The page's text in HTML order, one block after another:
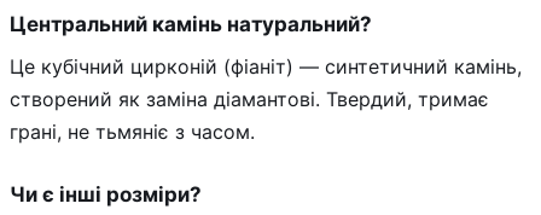
Центральний камінь натуральний?
Це кубічний цирконій (фіаніт) — синтетичний камінь,
створений як заміна діамантові. Твердий, тримає
грані, не тьмяніє з часом.
Чи є інші розміри?